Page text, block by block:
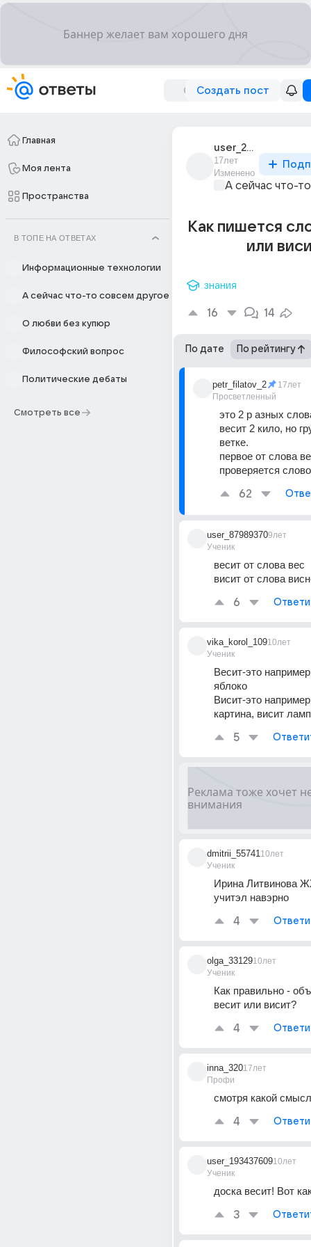
Создать пост
Главная
Моя лента
Пространства
В ТОПЕ НА ОТВЕТАХ
Информационные технологии
А сейчас что-то совсем другое
О любви без купюр
Философский вопрос
Политические дебаты
Смотреть все
user_20569151
17лет
Изменено
А сейчас что-
Как пишется
или
знания
16 14
По дате По рейтингу
petr_filatov_2
Просветленный
17лет
это 2 р азных
весит 2 кило, но
ветке.
первое от слова
проверяется
62
user_87989370
Ученик
9лет
весит от слова вес
висит от слова
6
vika_korol_109
Ученик
10лет
Весит-это например
яблоко
Висит-это
картина, висит
5
dmitrii_55741
Ученик
10лет
Ирина Литвинова
учитэл навэрно
4
olga_33129
Ученик
10лет
Как правильно -
весит или висит?
4
inna_320
Профи
17лет
смотря какой
4
user_193437609
Ученик
10лет
доска весит! Вот
3